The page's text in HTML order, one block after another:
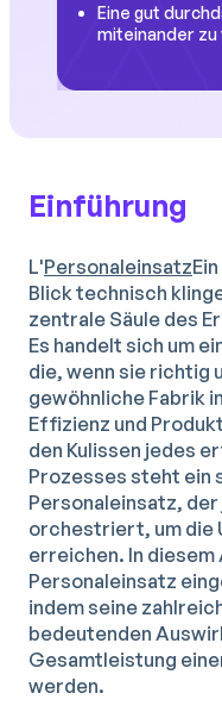
Eine gut
miteinander zu
Einführung
L'Personaleinsatz
Blick technisch
zentrale Säule des
Es handelt sich um
die, wenn sie richtig
gewöhnliche Fabrik
Effizienz und
den Kulissen jedes
Prozesses steht
Personaleinsatz, der
orchestriert, um die
erreichen. In
Personaleinsatz
indem seine
bedeutenden
Gesamtleistung
werden.